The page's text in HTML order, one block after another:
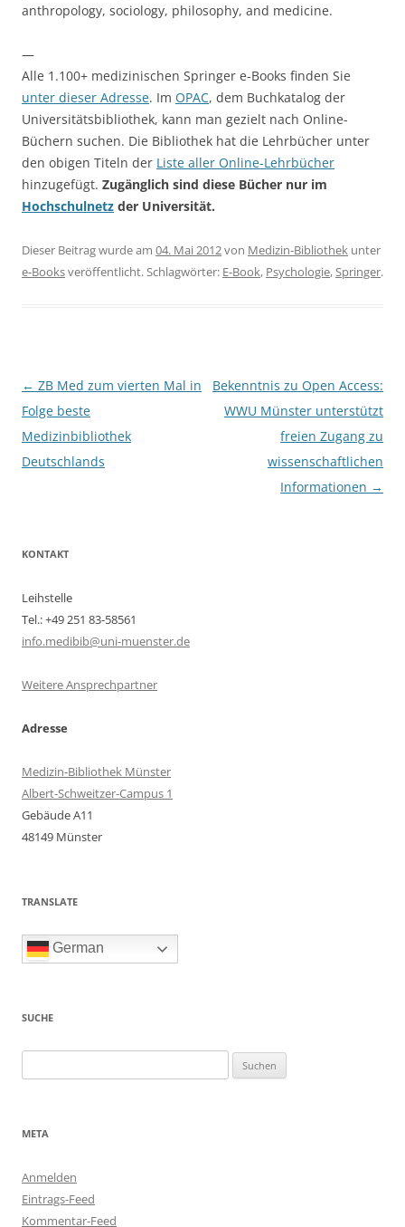
anthropology, sociology, philosophy, and medicine.
—
Alle 1.100+ medizinischen Springer e-Books finden Sie
unter dieser Adresse. Im OPAC, dem Buchkatalog der
Universitätsbibliothek, kann man gezielt nach Online-
Büchern suchen. Die Bibliothek hat die Lehrbücher unter
den obigen Titeln der Liste aller Online-Lehrbücher
hinzugefügt. Zugänglich sind diese Bücher nur im
Hochschulnetz der Universität.
Dieser Beitrag wurde am 04. Mai 2012von Medizin-Bibliothek unter
e-Booksveröffentlicht. Schlagwörter: E-Book, Psychologie,Springer.
Beitragsnavigation
← ZB Med zum vierten Mal in
Folge beste
Medizinbibliothek
Deutschlands
Bekenntnis zu Open Access:
WWU Münster unterstützt
freien Zugang zu
wissenschaftlichen
Informationen →
KONTAKT
Leihstelle
Tel.: +49 251 83-58561
info.medibib@uni-muenster.de
Weitere Ansprechpartner
Adresse
Medizin-Bibliothek Münster
Albert-Schweitzer-Campus 1
Gebäude A11
48149 Münster
TRANSLATE
German
SUCHE
nach:
META
Anmelden
Eintrags-Feed
Kommentar-Feed